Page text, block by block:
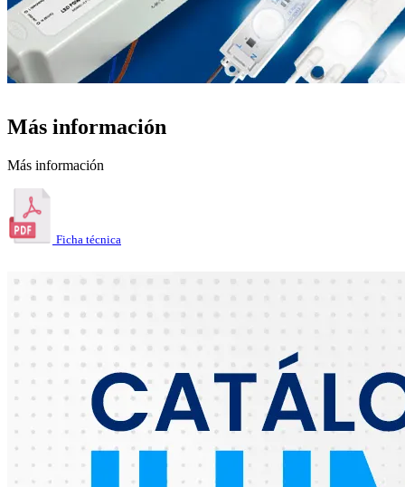
Más información
Más información
Ficha técnica